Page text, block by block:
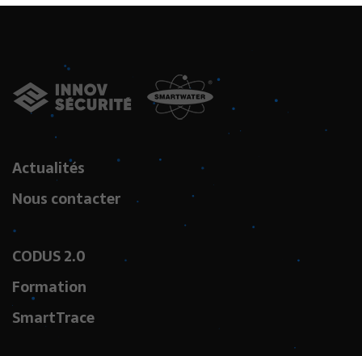
Actualités
Nous contacter
CODUS 2.0
Formation
SmartTrace